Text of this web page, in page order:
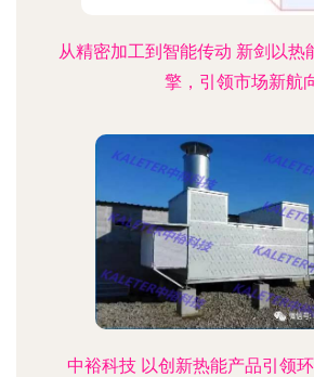
从精密加工到智能传动 新剑以热
擎，引领市场新航
中裕科技 以创新热能产品引领